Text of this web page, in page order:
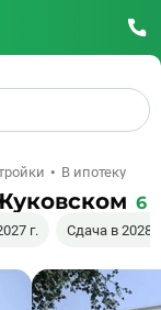
В ипотеку
6
г. Сдача в 2028